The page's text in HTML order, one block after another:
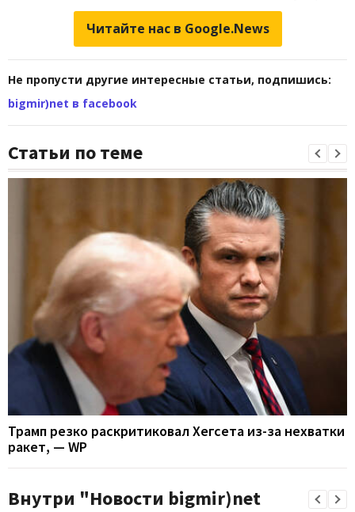
Читайте нас в Google.News
Не пропусти другие интересные статьи, подпишись:
bigmir)net в facebook
Статьи по теме
Трамп резко раскритиковал Хегсета из-за нехватки
ракет, — WP
Внутри "Новости bigmir)net